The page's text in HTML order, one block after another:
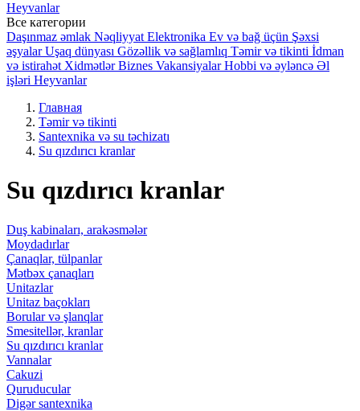
Heyvanlar
Все категории
Daşınmaz əmlak Nəqliyyat Elektronika Ev və bağ üçün Şəxsi
əşyalar Uşaq dünyası Gözəllik və sağlamlıq Təmir və tikinti İdman
və istirahət Xidmətlər Biznes Vakansiyalar Hobbi və əyləncə Əl
işləri Heyvanlar
Главная
Təmir və tikinti
Santexnika və su təchizatı
Su qızdırıcı kranlar
Su qızdırıcı kranlar
Duş kabinaları, arakəsmələr
Moydadırlar
Çanaqlar, tülpanlar
Mətbəx çanaqları
Unitazlar
Unitaz baçokları
Borular və şlanqlar
Smesitellər, kranlar
Su qızdırıcı kranlar
Vannalar
Cakuzi
Quruducular
Digər santexnika